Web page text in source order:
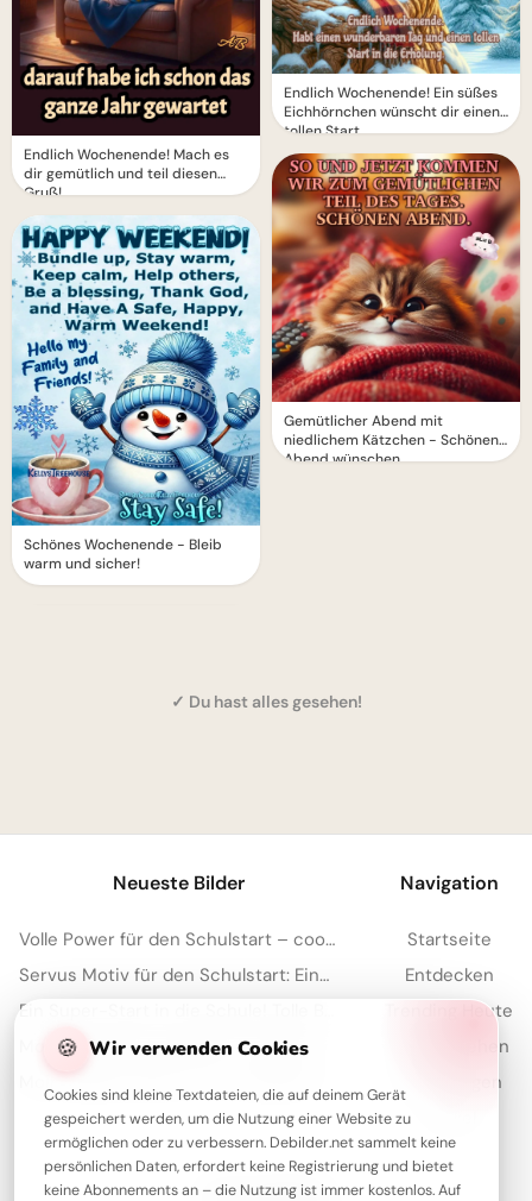
Endlich Wochenende! Mach es
dir gemütlich und teil diesen
Gruß!
Schönes Wochenende - Bleib
warm und sicher!
Endlich Wochenende! Ein süßes
Eichhörnchen wünscht dir einen
tollen Start.
Gemütlicher Abend mit
niedlichem Kätzchen - Schönen
Abend wünschen
✓ Du hast alles gesehen!
🍪 Wir verwenden Cookies
Cookies sind kleine Textdateien, die auf deinem Gerät
gespeichert werden, um die Nutzung einer Website zu
ermöglichen oder zu verbessern. Debilder.net sammelt keine
persönlichen Daten, erfordert keine Registrierung und bietet
keine Abonnements an – die Nutzung ist immer kostenlos. Auf
Neueste Bilder
Volle Power für den Schulstart – coole Sprüche für TikTok!
Servus Motiv für den Schulstart: Eine lustige Eichhörnchen Grafik für WhatsApp
Navigation
Startseite
Entdecken
Trending Heute
Meistgesehen
Sammlungen